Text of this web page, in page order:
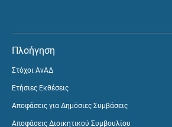
Πλοήγηση
Στόχοι ΑνΑΔ
Ετήσιες Εκθέσεις
Αποφάσεις για Δημόσιες Συμβάσεις
Αποφάσεις Διοικητικού Συμβουλίου